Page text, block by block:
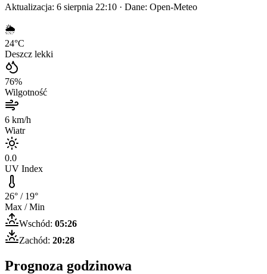
Aktualizacja: 6 sierpnia 22:10 · Dane: Open-Meteo
🌦️
24°C
Deszcz lekki
76%
Wilgotność
6 km/h
Wiatr
0.0
UV Index
26° / 19°
Max / Min
Wschód: 05:26
Zachód: 20:28
Prognoza godzinowa